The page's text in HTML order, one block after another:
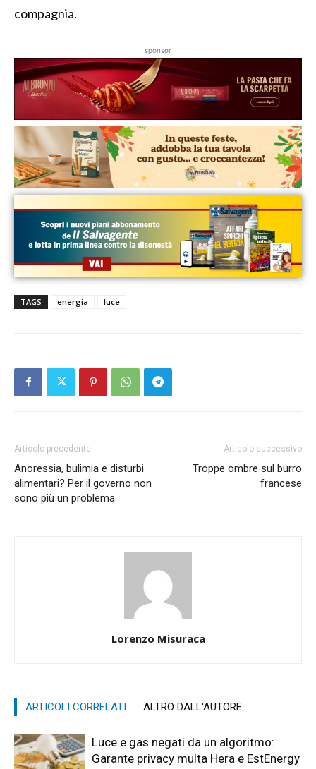
compagnia.
sponsor
TAGS energia luce
Articolo precedente
Anoressia, bulimia e disturbi
alimentari? Per il governo non
sono più un problema
Articolo successivo
Troppe ombre sul burro
francese
Lorenzo Misuraca
ARTICOLI CORRELATI ALTRO DALL'AUTORE
Luce e gas negati da un algoritmo:
Garante privacy multa Hera e EstEnergy